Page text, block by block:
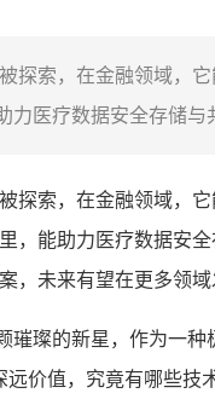
探索，在金融领域，
医疗数据安全存储
探索，在金融领域，
，能助力医疗数据安
，未来有望在更多领域
璨的新星，作为一
远价值，究竟有哪些技